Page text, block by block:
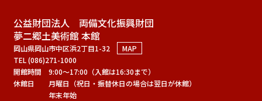
公益財団法人 両備文化振興財団
夢二郷土美術館 本館
岡山県岡山市中区浜2丁目1-32
MAP
TEL (086)271-1000
開館時間
9:00～17:00（入館は16:30まで）
休館日
月曜日（祝日・振替休日の場合は翌日が休館）
年末年始